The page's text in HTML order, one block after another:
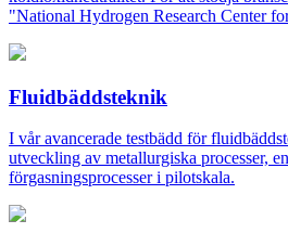
"National Hydrogen Research Center
Fluidbäddsteknik
I vår avancerade testbädd för
utveckling av metallurgiska processer,
förgasningsprocesser i pilotskala.